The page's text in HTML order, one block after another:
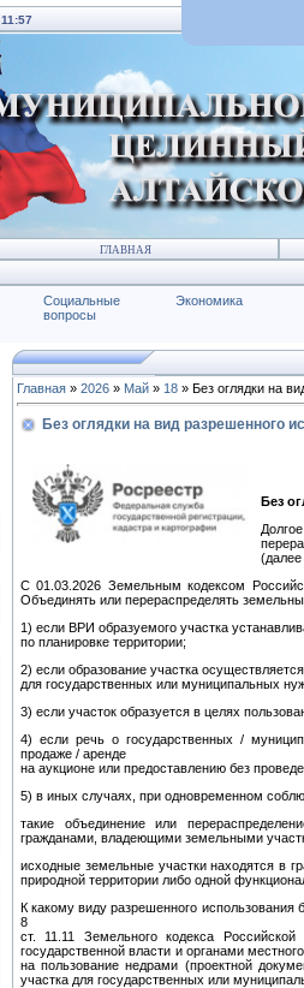
11:57
ГЛАВНАЯ
Социальные
вопросы
Экономика
Главная » 2026 » Май » 18 » Без оглядки на
Без оглядки на вид разрешенного
Без
С 01.03.2026 Земельным кодексом
Объединять или перераспределять
1) если ВРИ образуемого участка
по планировке территории;
2) если образование участка
для государственных или муниципальных
3) если участок образуется в целях
4) если речь о государственных /
продаже / аренде
на аукционе или предоставлению без
5) в иных случаях, при одновременном
такие объединение или
гражданами, владеющими земельными
исходные земельные участки находятся в
природной территории либо одной
К какому виду разрешенного использования
8
ст. 11.11 Земельного кодекса
государственной власти и органами
на пользование недрами (проектной
участка для государственных или